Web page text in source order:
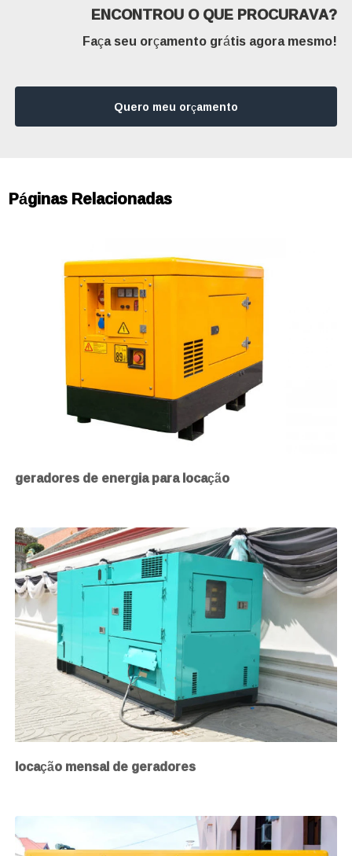
ENCONTROU O QUE PROCURAVA?
Faça seu orçamento grátis agora mesmo!
Quero meu orçamento
Páginas Relacionadas
geradores de energia para locação
locação mensal de geradores